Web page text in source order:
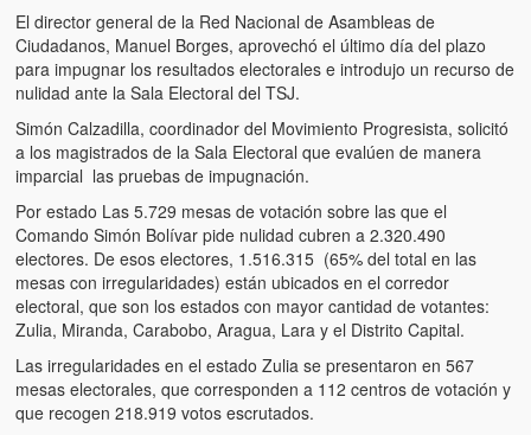
El director general de la Red Nacional de Asambleas de
Ciudadanos, Manuel Borges, aprovechó el último día del plazo
para impugnar los resultados electorales e introdujo un recurso de
nulidad ante la Sala Electoral del TSJ.
Simón Calzadilla, coordinador del Movimiento Progresista, solicitó
a los magistrados de la Sala Electoral que evalúen de manera
imparcial las pruebas de impugnación.
Por estado Las 5.729 mesas de votación sobre las que el
Comando Simón Bolívar pide nulidad cubren a 2.320.490
electores. De esos electores, 1.516.315 (65% del total en las
mesas con irregularidades) están ubicados en el corredor
electoral, que son los estados con mayor cantidad de votantes:
Zulia, Miranda, Carabobo, Aragua, Lara y el Distrito Capital.
Las irregularidades en el estado Zulia se presentaron en 567
mesas electorales, que corresponden a 112 centros de votación y
que recogen 218.919 votos escrutados.